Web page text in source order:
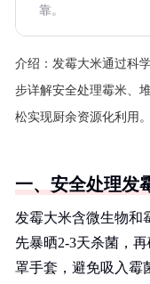
靠。
介绍： 发霉大米通过科
步详解安全处理霉米、
松实现厨余资源化利用。
一、安全处理发
发霉大米含微生物和
先暴晒2-3天杀菌，
罩手套，避免吸入霉